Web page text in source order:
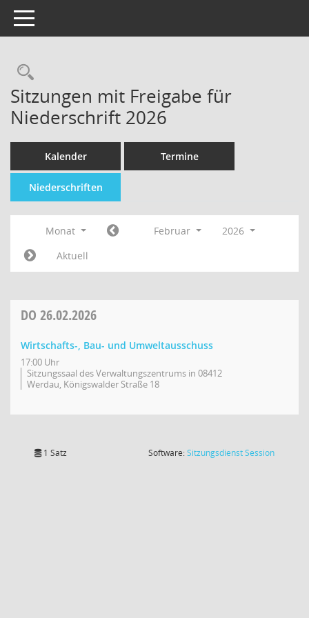
Toggle navigation
Sitzungen mit Freigabe für
Niederschrift 2026
Kalender Termine
Niederschriften
Monat Februar
2026
Aktuell
DO 26.02.2026
Wirtschafts-, Bau- und Umweltausschuss
17:00 Uhr
Sitzungssaal des Verwaltungszentrums in 08412
Werdau, Königswalder Straße 18
1 Satz Software:SitzungsdienstSession(Wird in